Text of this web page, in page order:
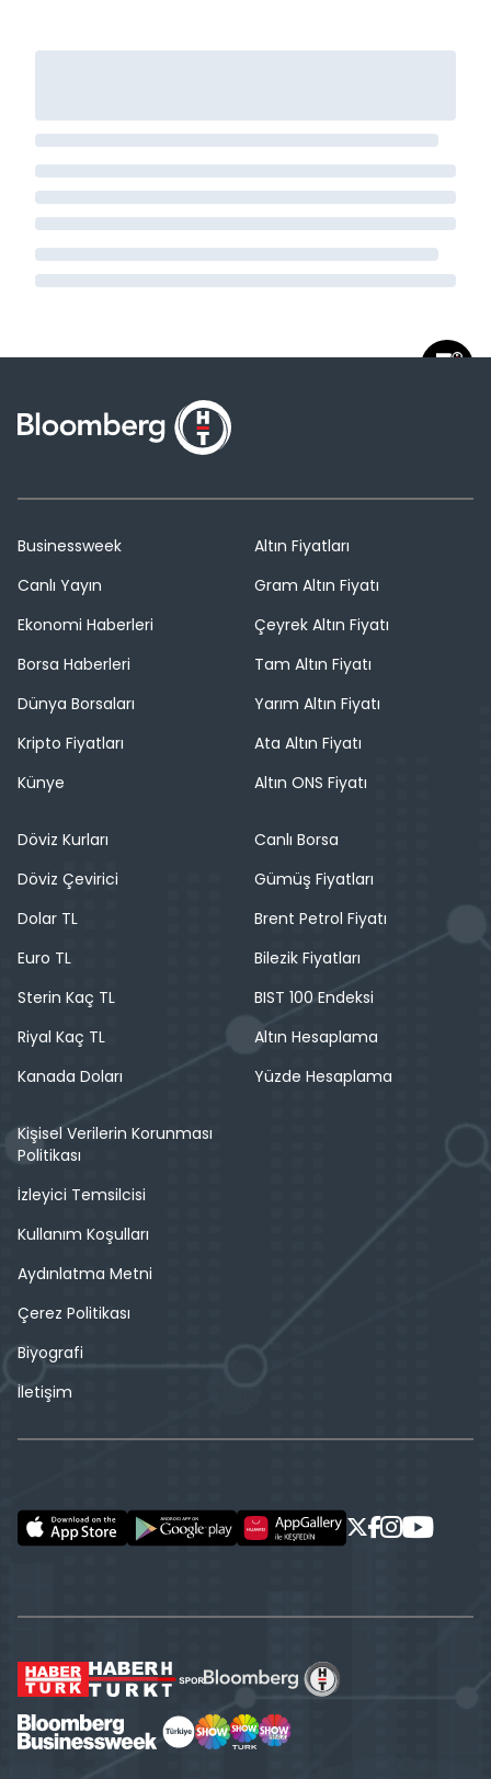
Businessweek
Canlı Yayın
Ekonomi Haberleri
Borsa Haberleri
Dünya Borsaları
Kripto Fiyatları
Künye
Altın Fiyatları
Gram Altın Fiyatı
Çeyrek Altın Fiyatı
Tam Altın Fiyatı
Yarım Altın Fiyatı
Ata Altın Fiyatı
Altın ONS Fiyatı
Döviz Kurları
Döviz Çevirici
Dolar TL
Euro TL
Sterin Kaç TL
Riyal Kaç TL
Kanada Doları
Canlı Borsa
Gümüş Fiyatları
Brent Petrol Fiyatı
Bilezik Fiyatları
BIST 100 Endeksi
Altın Hesaplama
Yüzde Hesaplama
Kişisel Verilerin Korunması
Politikası
İzleyici Temsilcisi
Kullanım Koşulları
Aydınlatma Metni
Çerez Politikası
Biyografi
İletişim